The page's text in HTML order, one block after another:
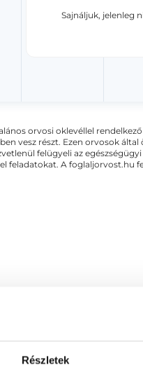
Részletek
Sajnáljuk, jelenleg
orvosi oklevéllel
vesz részt. Ezen orvosok
felügyeli az
feladatokat. A foglaljorvost.hu